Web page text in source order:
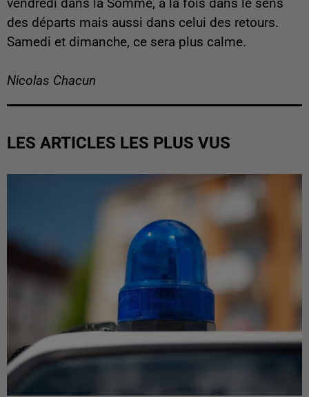
vendredi dans la Somme, à la fois dans le sens
des départs mais aussi dans celui des retours.
Samedi et dimanche, ce sera plus calme.
Nicolas Chacun
LES ARTICLES LES PLUS VUS